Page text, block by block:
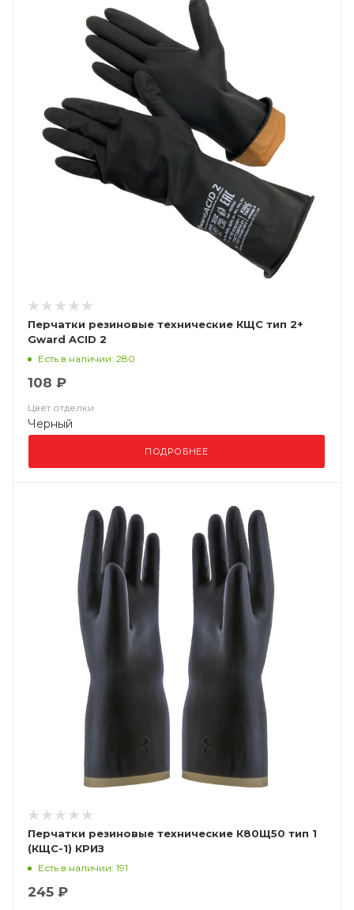
Перчатки резиновые технические КЩС тип 2+
Gward ACID 2
Есть в наличии: 280
108 ₽
Цвет отделки
Черный
ПОДРОБНЕЕ
Перчатки резиновые технические К80Щ50 тип 1
(КЩС-1) КРИЗ
Есть в наличии: 191
245 ₽